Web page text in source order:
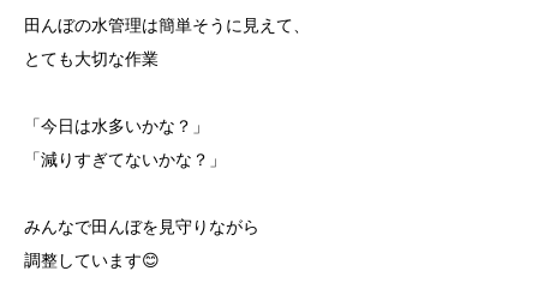
田んぼの水管理は簡単そうに見えて、
とても大切な作業
「今日は水多いかな？」
「減りすぎてないかな？」
みんなで田んぼを見守りながら
調整しています😊